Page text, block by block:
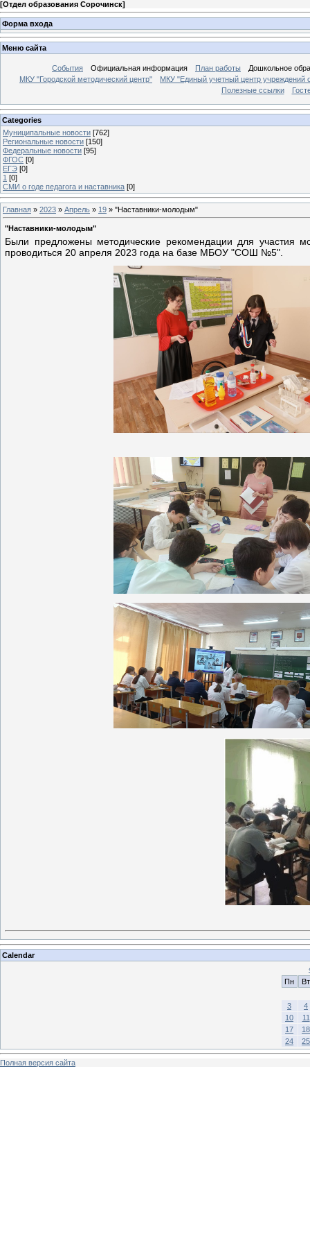
[Отдел образования Сорочинск]
Форма входа
Меню сайта
События Официальная информация План работы
Дошкольное
МКУ "Городской методический центр"
МКУ "Единый учетный центр учреждений
Полезные ссылки
Categories
Муниципальные новости [762]
Региональные новости [150]
Федеральные новости [95]
ФГОС [0]
ЕГЭ [0]
1 [0]
СМИ о годе педагога и наставника [0]
Главная » 2023 » Апрель » 19 » "Наставники-молодым"
"Наставники-молодым"
Были предложены методические рекомендации для участия
проводиться 20 апреля 2023 года на базе МБОУ "СОШ №5".
Calendar
Пн
Вт
3
4
10
11
17
18
24
25
Полная версия сайта